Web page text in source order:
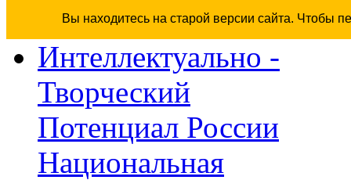
Вы находитесь на старой версии сайта. Чтобы
Интеллектуально -
Творческий
Потенциал России
Национальная